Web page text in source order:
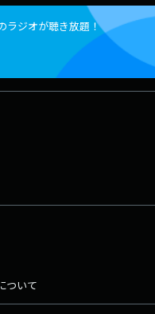
ラジオが聴き放題！
ついて